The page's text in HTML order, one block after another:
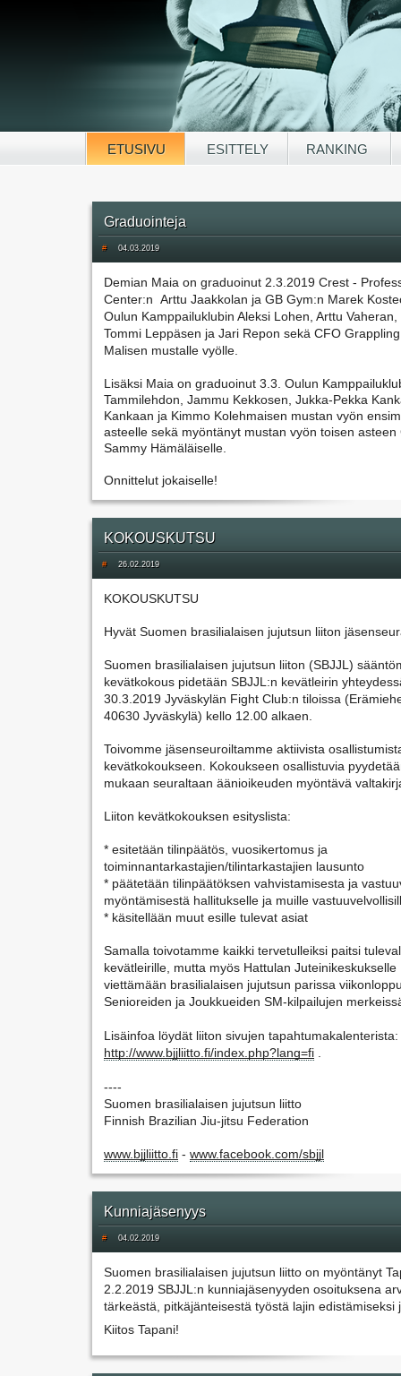
ETUSIVU ESITTELY RANKING
Graduointeja
# 04.03.2019
Demian Maia on graduoinut 2.3.2019 Crest -
Center:n  Arttu Jaakkolan ja GB Gym:n Marek
Oulun Kamppailuklubin Aleksi Lohen, Arttu
Tommi Leppäsen ja Jari Repon sekä CFO
Malisen mustalle vyölle.
Lisäksi Maia on graduoinut 3.3. Oulun
Tammilehdon, Jammu Kekkosen, Jukka-Pekka
Kankaan ja Kimmo Kolehmaisen mustan vyön
asteelle sekä myöntänyt mustan vyön toisen asteen
Sammy Hämäläiselle.
Onnittelut jokaiselle!
KOKOUSKUTSU
# 26.02.2019
KOKOUSKUTSU
Hyvät Suomen brasilialaisen jujutsun liiton
Suomen brasilialaisen jujutsun liiton (SBJJL)
kevätkokous pidetään SBJJL:n kevätleirin
30.3.2019 Jyväskylän Fight Club:n tiloissa
40630 Jyväskylä) kello 12.00 alkaen.
Toivomme jäsenseuroiltamme aktiivista
kevätkokoukseen. Kokoukseen osallistuvia
mukaan seuraltaan äänioikeuden myöntävä
Liiton kevätkokouksen esityslista:
* esitetään tilinpäätös, vuosikertomus ja
toiminnantarkastajien/tilintarkastajien lausunto
* päätetään tilinpäätöksen vahvistamisesta ja
myöntämisestä hallitukselle ja muille
* käsitellään muut esille tulevat asiat
Samalla toivotamme kaikki tervetulleiksi paitsi
kevätleirille, mutta myös Hattulan Juteinikeskukselle
viettämään brasilialaisen jujutsun parissa
Senioreiden ja Joukkueiden SM-kilpailujen
Lisäinfoa löydät liiton sivujen tapahtumakalenterista:
http://www.bjjliitto.fi/index.php?lang=fi
----
Suomen brasilialaisen jujutsun liitto
Finnish Brazilian Jiu-jitsu Federation
www.bjjliitto.fi - www.facebook.com/sbjjl
Kunniajäsenyys
# 04.02.2019
Suomen brasilialaisen jujutsun liitto on myöntänyt
2.2.2019 SBJJL:n kunniajäsenyyden osoituksena
tärkeästä, pitkäjänteisestä työstä lajin edistämiseksi
Kiitos Tapani!